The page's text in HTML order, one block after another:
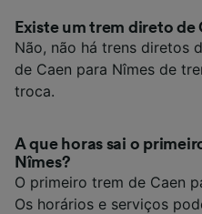
Existe um trem direto de
Não, não há trens diretos
de Caen para Nîmes de
troca.
A que horas sai o
Nîmes?
O primeiro trem de Caen
Os horários e serviços